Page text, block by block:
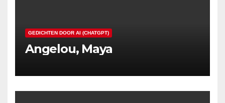
GEDICHTEN DOOR AI (CHATGPT)
Angelou, Maya